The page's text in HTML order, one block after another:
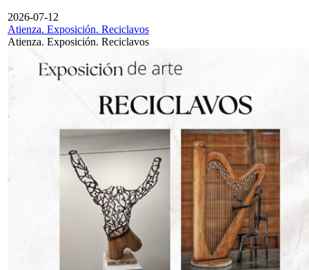
2026-07-12
Atienza. Exposición. Reciclavos
Atienza. Exposición. Reciclavos